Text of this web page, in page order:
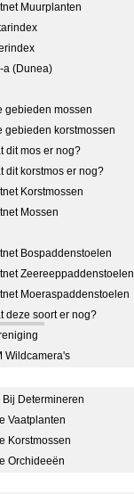
Muurplanten
a (Dunea)
gebieden mossen
gebieden korstmossen
dit mos er nog?
dit korstmos er nog?
Korstmossen
Mossen
Bospaddenstoelen
Zeereeppaddenstoelen
Moeraspaddenstoelen
deze soort er nog?
Wildcamera's
Bij Determineren
Vaatplanten
Korstmossen
Orchideeën